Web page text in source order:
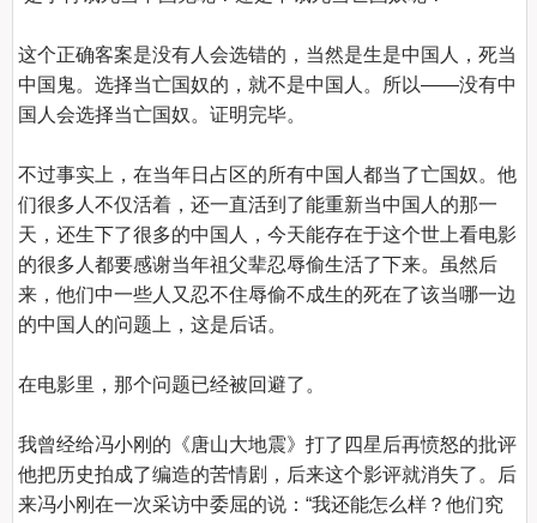
这个正确客案是没有人会选错的，当然是生是中国人，死当
中国鬼。选择当亡国奴的，就不是中国人。所以——没有中
国人会选择当亡国奴。证明完毕。
不过事实上，在当年日占区的所有中国人都当了亡国奴。他
们很多人不仅活着，还一直活到了能重新当中国人的那一
天，还生下了很多的中国人，今天能存在于这个世上看电影
的很多人都要感谢当年祖父辈忍辱偷生活了下来。虽然后
来，他们中一些人又忍不住辱偷不成生的死在了该当哪一边
的中国人的问题上，这是后话。
在电影里，那个问题已经被回避了。
我曾经给冯小刚的《唐山大地震》打了四星后再愤怒的批评
他把历史拍成了编造的苦情剧，后来这个影评就消失了。后
来冯小刚在一次采访中委屈的说：“我还能怎么样？他们究